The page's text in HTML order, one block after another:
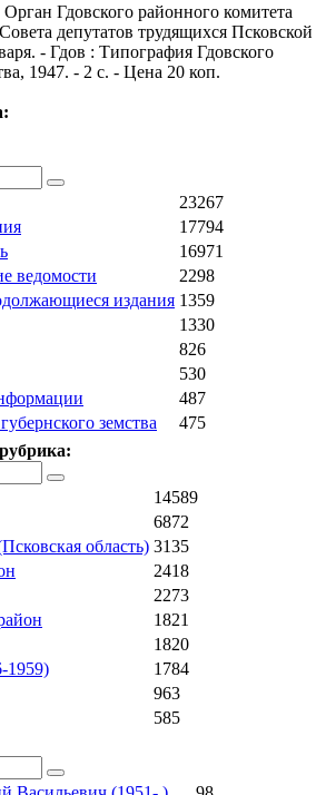
Орган Гдовского районного комитета
депутатов трудящихся Псковской
- Гдов : Типография Гдовского
1947. - 2 с. - Цена 20 коп.
23267
17794
16971
ведомости
2298
издания 1359
1330
826
530
487
земства
475
14589
6872
область) 3135
2418
2273
1821
1820
1959)
1784
963
585